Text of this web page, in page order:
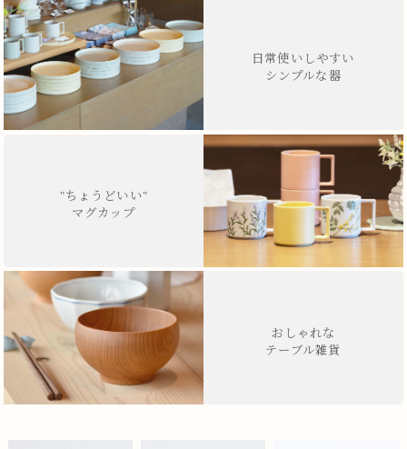
日常使いしやすい
シンプルな器
"ちょうどいい"
マグカップ
おしゃれな
テーブル雑貨